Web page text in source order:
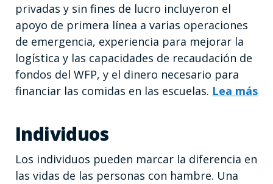
privadas y sin fines de lucro incluyeron el
apoyo de primera línea a varias operaciones
de emergencia, experiencia para mejorar la
logística y las capacidades de recaudación de
fondos del WFP, y el dinero necesario para
financiar las comidas en las escuelas. Lea más
Individuos
Los individuos pueden marcar la diferencia en
las vidas de las personas con hambre. Una